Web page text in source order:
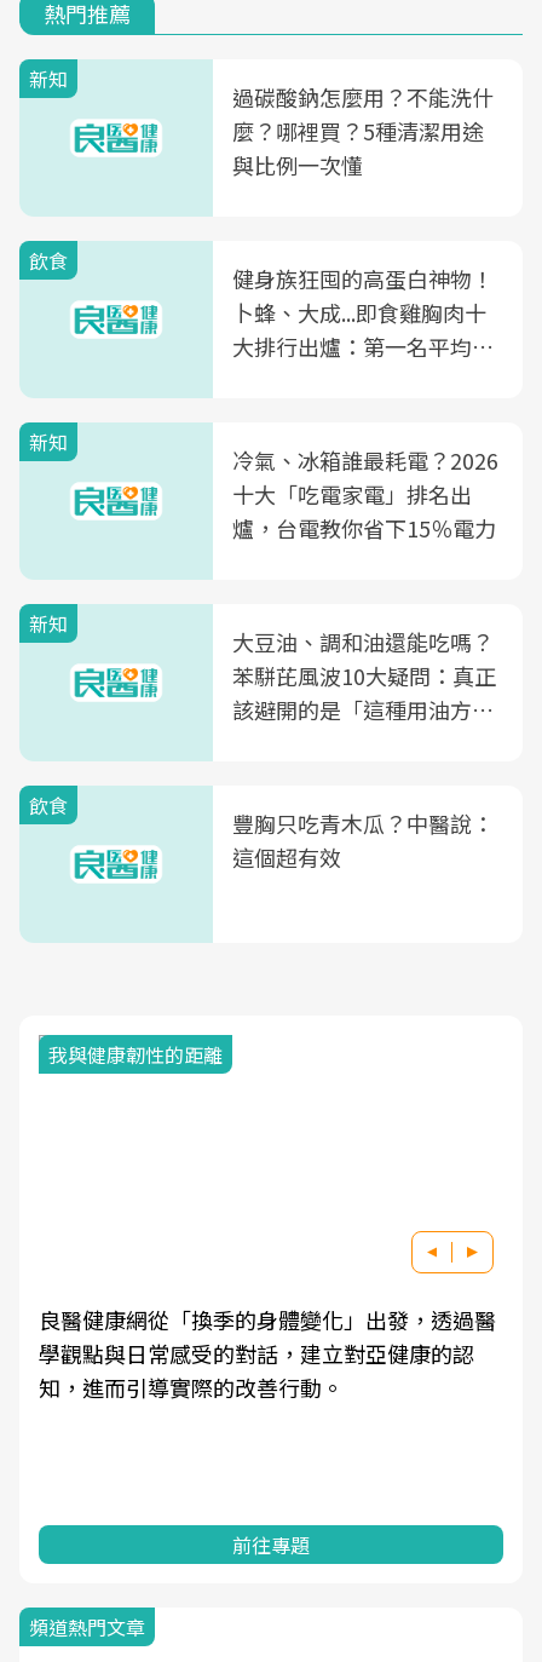
熱門推薦
新知
過碳酸鈉怎麼用？不能洗什
麼？哪裡買？5種清潔用途
與比例一次懂
飲食
健身族狂囤的高蛋白神物！
卜蜂、大成...即食雞胸肉十
大排行出爐：第一名平均一
新知
冷氣、冰箱誰最耗電？2026
十大「吃電家電」排名出
爐，台電教你省下15％電力
新知
大豆油、調和油還能吃嗎？
苯駢芘風波10大疑問：真正
該避開的是「這種用油方
飲食
豐胸只吃青木瓜？中醫說：
這個超有效
我與健康韌性的距離
良醫健康網從「換季的身體變化」出發，透過醫
學觀點與日常感受的對話，建立對亞健康的認
知，進而引導實際的改善行動。
前往專題
頻道熱門文章